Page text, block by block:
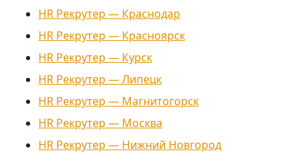
HR Рекрутер — Краснодар
HR Рекрутер — Красноярск
HR Рекрутер — Курск
HR Рекрутер — Липецк
HR Рекрутер — Магнитогорск
HR Рекрутер — Москва
HR Рекрутер — Нижний Новгород